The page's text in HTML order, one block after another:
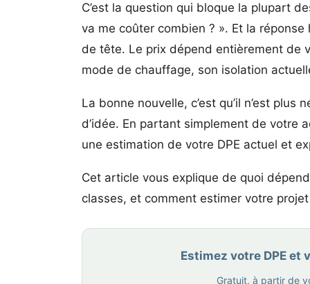
C’est la question qui bloque la plupart
va me coûter combien ? ». Et la
de tête. Le prix dépend entièrement de
mode de chauffage, son isolation
La bonne nouvelle, c’est qu’il n’est
d’idée. En partant simplement de votre
une estimation de votre DPE actuel et
Cet article vous explique de quoi
classes, et comment estimer votre
Estimez votre DPE et
Gratuit, à partir de